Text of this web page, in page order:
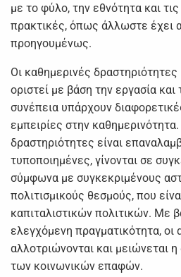
με το φύλο, την εθνότητα και
πρακτικές, όπως άλλωστε έχει
προηγουμένως.
Οι καθημερινές
οριστεί με βάση την εργασία
συνέπεια υπάρχουν
εμπειρίες στην
δραστηριότητες είναι
τυποποιημένες, γίνονται σε
σύμφωνα με συγκεκριμένους
πολιτισμικούς θεσμούς, που
καπιταλιστικών πολιτικών. Με
ελεγχόμενη πραγματικότητα, οι
αλλοτριώνονται και μειώνεται
των κοινωνικών επαφών.